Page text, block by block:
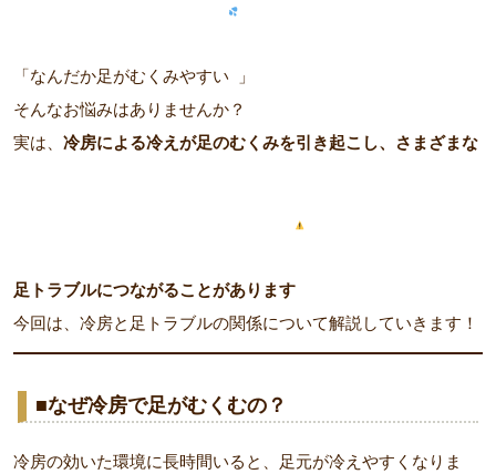
「なんだか足がむくみやすい
」
そんなお悩みはありませんか？
実は、 冷房による冷えが足のむくみを引き起こし、さまざまな
足トラブルにつながることがあります
今回は、冷房と足トラブルの関係について解説していきます！
■なぜ冷房で足がむくむの？
冷房の効いた環境に長時間いると、足元が冷えやすくなりま